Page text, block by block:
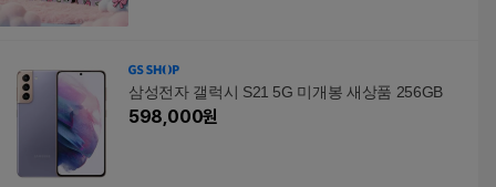
삼성전자 갤럭시 S21 5G 미개봉 새상품 256GB
598,000원